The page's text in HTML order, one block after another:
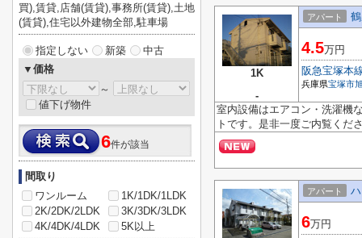
1K
-
アパート
4.5万円
阪急宝塚本
兵庫県宝塚市
室内設備はエアコン・洗濯機
トです。是非一度ご内覧くだ
アパート
6万円
買),賃貸,店舗(賃貸),事務所(賃貸),土地
(賃貸),住宅以外建物全部,駐車場
指定しない 新築
中古
▼価格
～
値下げ物件
6件が該当
間取り
ワンルーム
1K/1DK/1LDK
2K/2DK/2LDK
3K/3DK/3LDK
4K/4DK/4LDK
5K以上